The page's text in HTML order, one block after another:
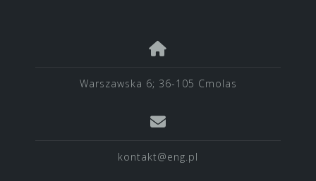
Warszawska 6; 36-105 Cmolas
kontakt@eng.pl